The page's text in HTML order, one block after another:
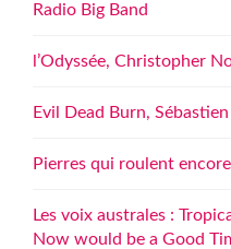
Radio Big Band
l’Odyssée, Christopher
Evil Dead Burn,
Pierres qui roulent
Les voix australes :
Now would be a Good